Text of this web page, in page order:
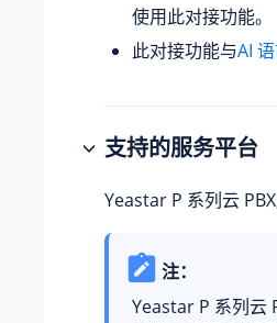
使用此对接功能。
此对接功能与AI
支持的服务平台
Yeastar P 系列云 PBX
注：
Yeastar P 系列云